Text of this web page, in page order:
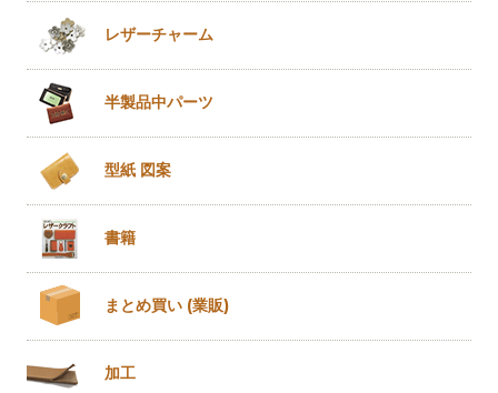
レザーチャーム
半製品中パーツ
型紙 図案
書籍
まとめ買い (業販)
加工